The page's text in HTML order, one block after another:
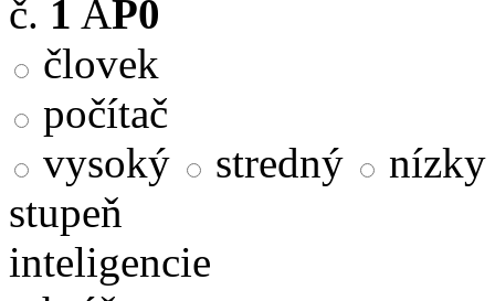
č. 1 AP0
človek
počítač
vysoký
stredný
nízky
stupeň
inteligencie